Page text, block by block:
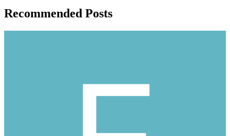
Recommended Posts